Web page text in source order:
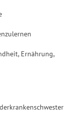
Ernährung,